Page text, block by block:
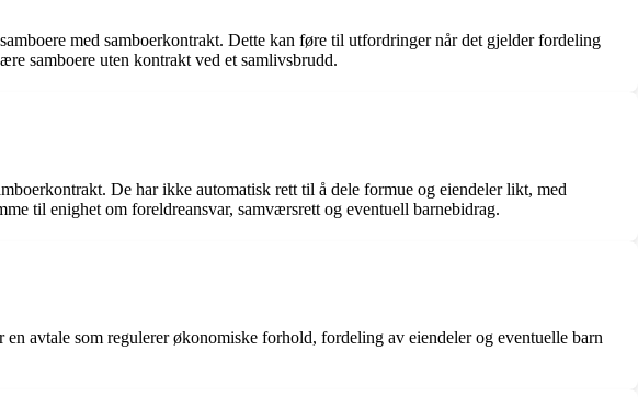
med samboerkontrakt. Dette kan føre til utfordringer når det gjelder fordeling
samboere uten kontrakt ved et samlivsbrudd.
De har ikke automatisk rett til å dele formue og eiendeler likt, med
til enighet om foreldreansvar, samværsrett og eventuell barnebidrag.
avtale som regulerer økonomiske forhold, fordeling av eiendeler og eventuelle barn